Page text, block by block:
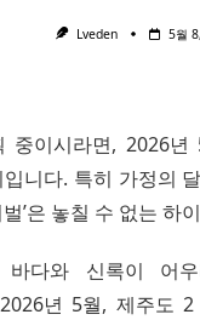
Lveden 5월
이시라면, 2026년
니다. 특히 가정의
’은 놓칠 수 없는 하
다와 신록이 어
년 5월, 제주도